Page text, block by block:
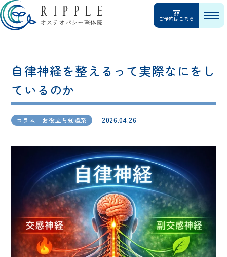
ご予約はこちら
自律神経を整えるって実際なにをし
ているのか
コラム お役立ち知識系 2026.04.26